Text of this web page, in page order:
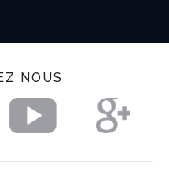
NOUS